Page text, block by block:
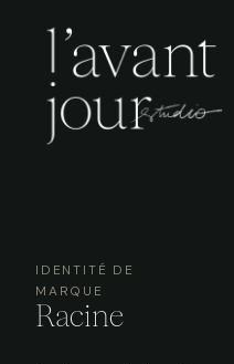
IDENTITÉ DE
MARQUE
Racine